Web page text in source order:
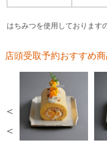
はちみつを使用しております
店頭受取予約おすすめ
＜